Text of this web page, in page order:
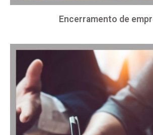
Encerramento de